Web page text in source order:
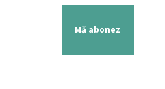
Mă abonez